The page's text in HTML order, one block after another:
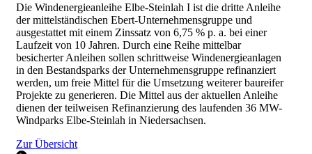
Die Windenergieanleihe Elbe-Steinlah I ist die dritte Anleihe
der mittelständischen Ebert-Unternehmensgruppe und
ausgestattet mit einem Zinssatz von 6,75 % p. a. bei einer
Laufzeit von 10 Jahren. Durch eine Reihe mittelbar
besicherter Anleihen sollen schrittweise Windenergieanlagen
in den Bestandsparks der Unternehmensgruppe refinanziert
werden, um freie Mittel für die Umsetzung weiterer baureifer
Projekte zu generieren. Die Mittel aus der aktuellen Anleihe
dienen der teilweisen Refinanzierung des laufenden 36 MW-
Windparks Elbe-Steinlah in Niedersachsen.
Zur Übersicht